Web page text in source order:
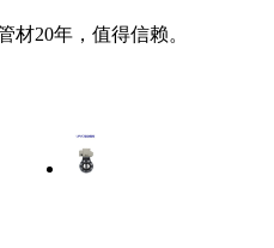
20年，值得信赖。